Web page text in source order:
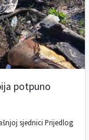
potpuno
sjednici Prijedlog